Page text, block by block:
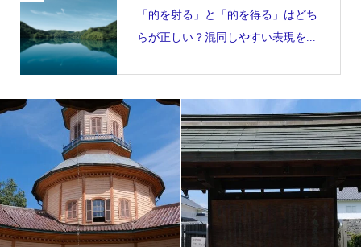
「的を射る」と「的を得る」はどち
らが正しい？混同しやすい表現を...